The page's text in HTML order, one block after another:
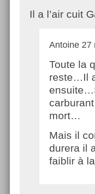
Il a l’air cuit
Antoine 27
Toute la
reste…Il
mort…
Mais il
durera il
faiblir à